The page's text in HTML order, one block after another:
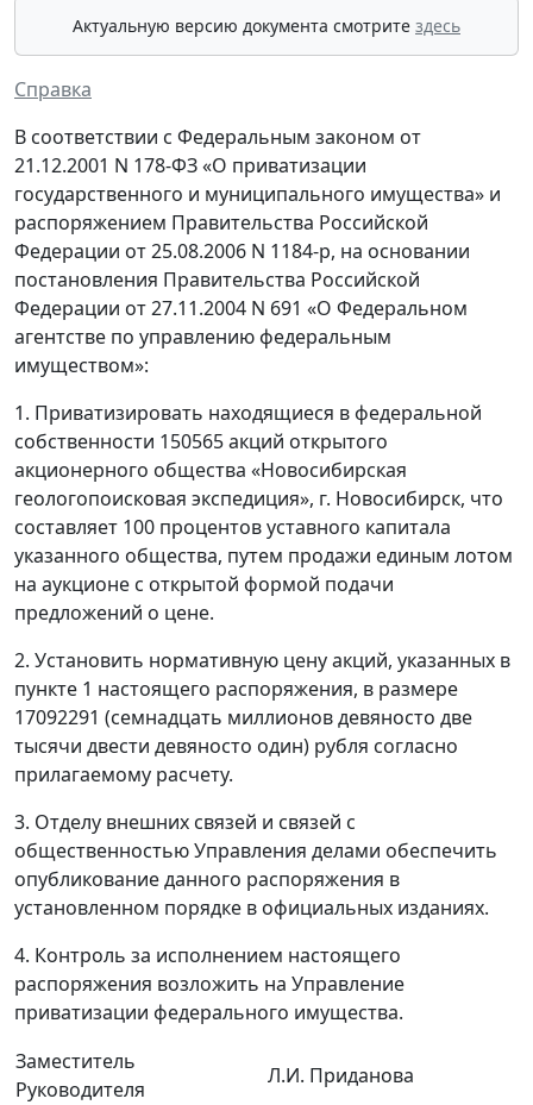
Актуальную версию документа смотрите здесь
Справка
В соответствии с Федеральным законом от
21.12.2001 N 178-ФЗ «О приватизации
государственного и муниципального имущества» и
распоряжением Правительства Российской
Федерации от 25.08.2006 N 1184-р, на основании
постановления Правительства Российской
Федерации от 27.11.2004 N 691 «О Федеральном
агентстве по управлению федеральным
имуществом»:
1. Приватизировать находящиеся в федеральной
собственности 150565 акций открытого
акционерного общества «Новосибирская
геологопоисковая экспедиция», г. Новосибирск, что
составляет 100 процентов уставного капитала
указанного общества, путем продажи единым лотом
на аукционе с открытой формой подачи
предложений о цене.
2. Установить нормативную цену акций, указанных в
пункте 1 настоящего распоряжения, в размере
17092291 (семнадцать миллионов девяносто две
тысячи двести девяносто один) рубля согласно
прилагаемому расчету.
3. Отделу внешних связей и связей с
общественностью Управления делами обеспечить
опубликование данного распоряжения в
установленном порядке в официальных изданиях.
4. Контроль за исполнением настоящего
распоряжения возложить на Управление
приватизации федерального имущества.
Заместитель
Руководителя
Л.И. Приданова